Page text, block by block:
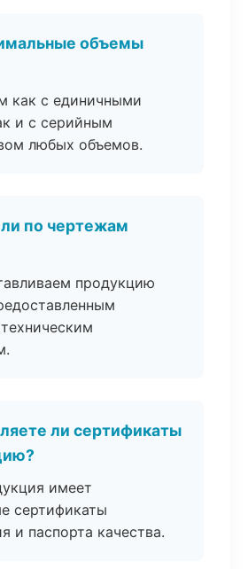
объемы
как с единичными
и с серийным
любых объемов.
по чертежам
продукцию
ли сертификаты
имеет
сертификаты
и паспорта качества.